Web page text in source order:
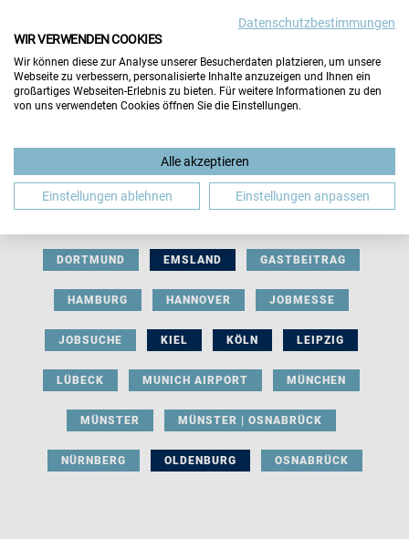
BERUFLICHE ORIENTIERUNG BEWERBUNG
DORTMUND EMSLAND GASTBEITRAG
HAMBURG HANNOVER JOBMESSE
JOBSUCHE KIEL KÖLN LEIPZIG
LÜBECK MUNICH AIRPORT MÜNCHEN
MÜNSTER MÜNSTER | OSNABRÜCK
NÜRNBERG OLDENBURG OSNABRÜCK
Datenschutzbestimmungen
WIR VERWENDEN COOKIES
Wir können diese zur Analyse unserer Besucherdaten platzieren, um unsere
Webseite zu verbessern, personalisierte Inhalte anzuzeigen und Ihnen ein
großartiges Webseiten-Erlebnis zu bieten. Für weitere Informationen zu den
von uns verwendeten Cookies öffnen Sie die Einstellungen.
Alle akzeptieren
Einstellungen ablehnen Einstellungen anpassen